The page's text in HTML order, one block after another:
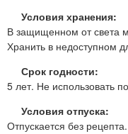
Условия хранения:
В защищенном от света
Хранить в недоступном
Срок годности:
5 лет. Не использовать
Условия отпуска:
Отпускается без рецепта.